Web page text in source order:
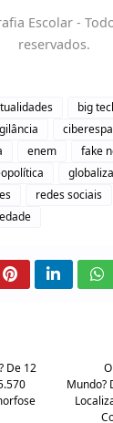
Escolar -
reservados.
big
enem
fake
redes sociais
Mundo?
De 12